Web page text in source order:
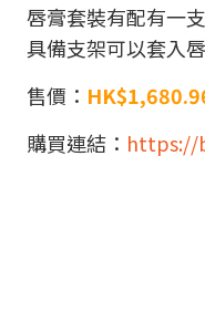
唇膏套裝有配有一
具備支架可以套入
售價：
購買連結： https://